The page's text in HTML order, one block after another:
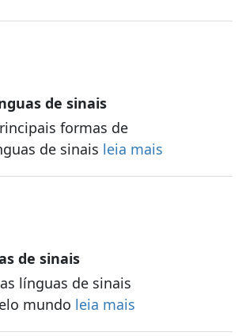
de sinais
formas de
de sinais leia mais
de sinais
línguas de sinais
mundo leia mais